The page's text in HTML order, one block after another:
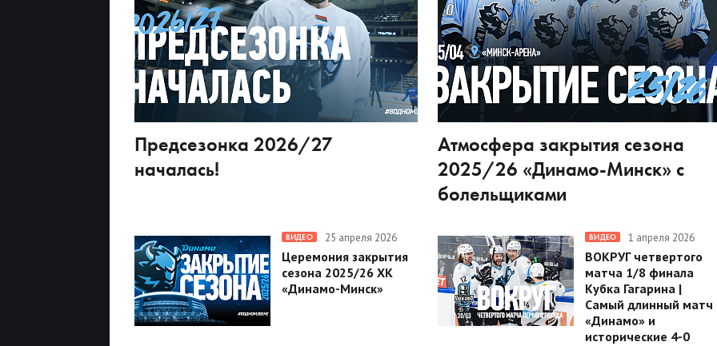
Предсезонка 2026/27
началась!
Атмосфера закрытия сезона
2025/26 «Динамо-Минск» с
болельщиками
ВИДЕО 25 апреля 2026
Церемония закрытия
сезона 2025/26 ХК
«Динамо-Минск»
ВИДЕО 1 апреля 2026
ВОКРУГ четвертого
матча 1/8 финала
Кубка Гагарина |
Самый длинный матч
«Динамо» и
исторические 4-0